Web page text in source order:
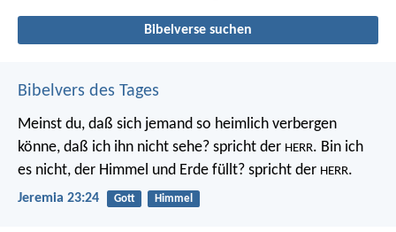
Bibelverse suchen
Bibelvers des Tages
Meinst du, daß sich jemand so heimlich verbergen
könne, daß ich ihn nicht sehe? spricht der HERR. Bin ich
es nicht, der Himmel und Erde füllt? spricht der HERR.
Jeremia 23:24 Gott Himmel